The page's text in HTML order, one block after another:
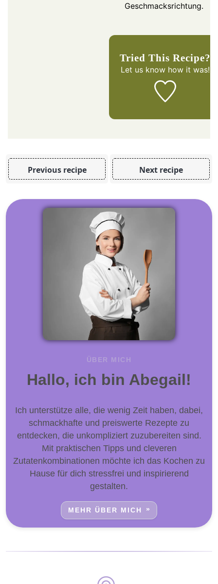
Geschmacksrichtung.
Tried This Recipe?
Let us knowhow it was!
Previous recipe Next recipe
ÜBER MICH
Hallo, ich bin Abegail!
Ich unterstütze alle, die wenig Zeit haben, dabei,
schmackhafte und preiswerte Rezepte zu
entdecken, die unkompliziert zuzubereiten sind.
Mit praktischen Tipps und cleveren
Zutatenkombinationen möchte ich das Kochen zu
Hause für dich stressfrei und inspirierend
gestalten.
MEHR ÜBER MICH